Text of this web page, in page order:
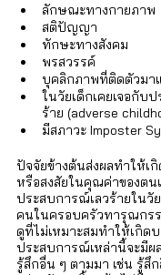
ลักษณะทางกายภาพ
สติปัญญา
ทักษะทางสังคม
พรสวรรค์
บุคลิกภาพที่ติดตัวมา
ในวัยเด็กเคยเจอกับ
ร้าย (adverse
มีสภาวะ Imposter
ปัจจัยข้างต้นส่งผลทำให้เ
หรือสงสัยในคุณค่าของตน
ประสบการณ์เลวร้ายในวั
คนในครอบครัวทารุณกรร
ดูที่ไม่เหมาะสมทำให้เกิด
ประสบการณ์เหล่านี้จะมีผ
รู้สึกอื่น ๆ ตามมา เช่น รู้สึ